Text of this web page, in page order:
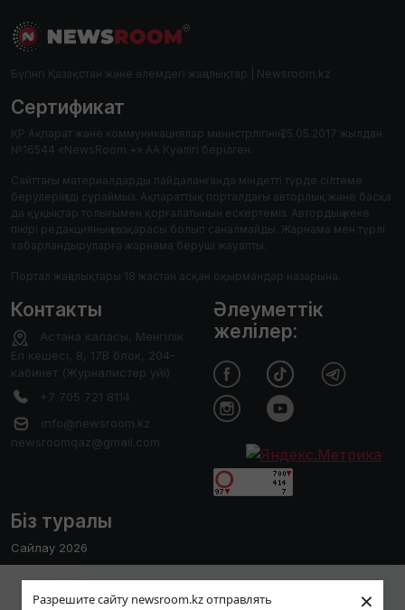
Разрешите сайту newsroom.kz отправлять
×
Пайдаланушы тәжірибесін жақсарту
Бүгінгі Қазақстан және әлемдегі жаңалықтар | Newsroom.kz
Сертификат
ҚР Ақпарат және коммуникациялар министрлігінің 25.05.2017 жылдан
№16544 «NewsRoom +» АА Куәлігі берілген.
Сайттағы материалдарды пайдаланғанда міндетті түрде сілтеме
берулеріңізді сұраймыз. Ақпараттық порталдағы авторлық және басқа
да құқықтар толығымен қорғалатынын ескертеміз. Автордың жеке
пікірі редакцияның көзқарасы болып саналмайды. Жарнама мен түрлі
хабарландыруларға жарнама беруші жауапты.
Портал жаңалықтары 18 жастан асқан оқырмандар назарына.
Контакты
Астана каласы, Менгілік
Ел кешесі, 8, 17В блок, 204-
кабинет (Журналистер уйі)
+7 705 721 8114
info@newsroom.kz
newsroomqaz@gmail.com
Біз туралы
Сайлау 2026
Сайтты қолдану ережесі
Әлеуметтік
желілер: